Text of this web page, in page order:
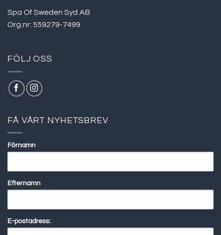
Spa Of Sweden Syd AB
Org.nr: 559279-7499
FÖLJ OSS
FÅ VÅRT NYHETSBREV
Förnamn
Efternamn
E-postadress: